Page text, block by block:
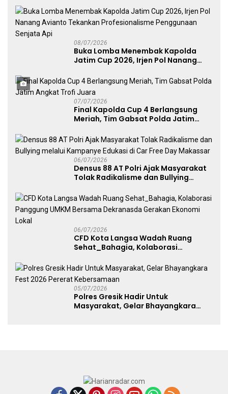
Publik
08/07/2026
Buka Lomba Menembak Kapolda
Jatim Cup 2026, Irjen Pol Nanang
Penggunaan Senjata Api
07/07/2026
Final Kapolda Cup 4 Berlangsung
Meriah, Tim Gabsat Polda Jatim
06/07/2026
Densus 88 AT Polri Ajak Masyarakat
Tolak Radikalisme dan Bullying
Free Day Makassar
06/07/2026
CFD Kota Langsa Wadah Ruang
Sehat_Bahagia, Kolaborasi
Dekranasda Gerakan Ekonomi Lokal
05/07/2026
Polres Gresik Hadir Untuk
Masyarakat, Gelar Bhayangkara